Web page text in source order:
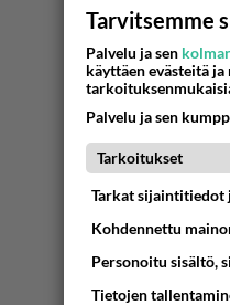
Tarvitsemme
Palvelu ja sen
käyttäen evästeitä
Palvelu ja sen
Tarkoitukset
Tarkat sijaintitiedot
Kohdennettu
Personoitu sisältö,
Tietojen